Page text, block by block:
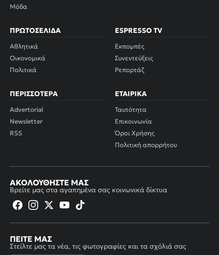
Μόδα
ΠΡΩΤΟΣΈΛΙΔΑ
Αθλητικά
Οικονομικά
Πολιτικά
ESPRESSO TV
Εκπομπές
Συνεντεύξεις
Ρεπορτάζ
ΠΕΡΙΣΣΌΤΕΡΑ
Advertorial
Newsletter
RSS
ΕΤΑΙΡΙΚΆ
Ταυτότητα
Επικοινωνία
Όροι Χρήσης
Πολιτική απορρήτου
ΑΚΟΛΟΥΘΉΣΤΕ ΜΑΣ
Βρείτε μας στα αγαπημένα σας κοινωνικά δίκτυα
ΠΕΊΤΕ ΜΑΣ
Στείλτε μας τα νέα, τις φωτογραφίες και τα σχόλιά σας